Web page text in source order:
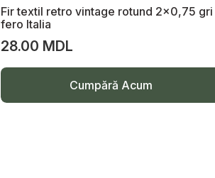
Fir textil retro vintage rotund 2x0,75 gri
fero Italia
28.00 MDL
Cumpără Acum